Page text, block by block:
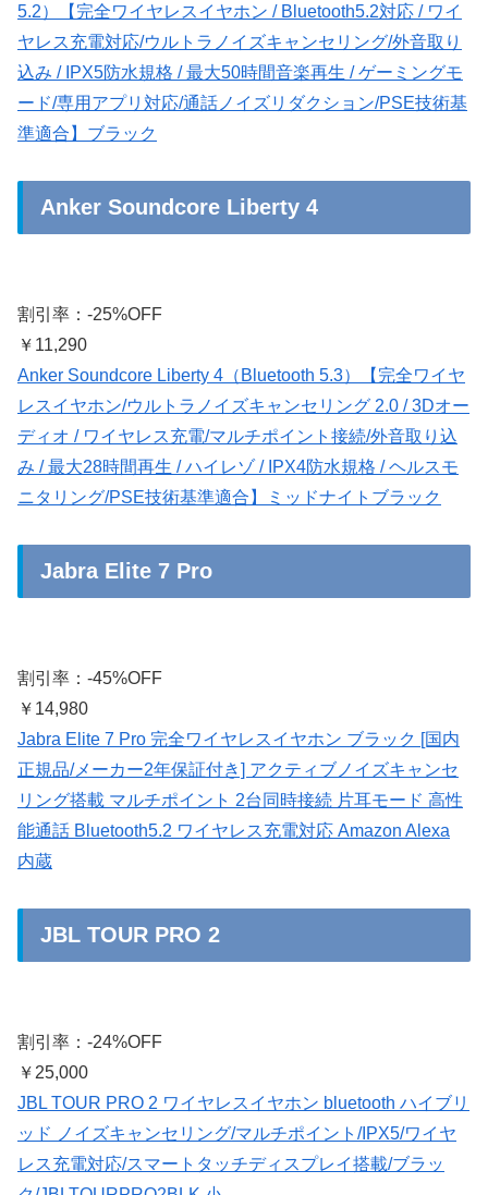
5.2）【完全ワイヤレスイヤホン / Bluetooth5.2対応 / ワイ
ヤレス充電対応/ウルトラノイズキャンセリング/外音取り
込み / IPX5防水規格 / 最大50時間音楽再生 / ゲーミングモ
ード/専用アプリ対応/通話ノイズリダクション/PSE技術基
準適合】ブラック
Anker Soundcore Liberty 4
割引率：-25%OFF
￥11,290
Anker Soundcore Liberty 4（Bluetooth 5.3）【完全ワイヤ
レスイヤホン/ウルトラノイズキャンセリング 2.0 / 3Dオー
ディオ / ワイヤレス充電/マルチポイント接続/外音取り込
み / 最大28時間再生 / ハイレゾ / IPX4防水規格 / ヘルスモ
ニタリング/PSE技術基準適合】ミッドナイトブラック
Jabra Elite 7 Pro
割引率：-45%OFF
￥14,980
Jabra Elite 7 Pro 完全ワイヤレスイヤホン ブラック [国内
正規品/メーカー2年保証付き] アクティブノイズキャンセ
リング搭載 マルチポイント 2台同時接続 片耳モード 高性
能通話 Bluetooth5.2 ワイヤレス充電対応 Amazon Alexa
内蔵
JBL TOUR PRO 2
割引率：-24%OFF
￥25,000
JBL TOUR PRO 2 ワイヤレスイヤホン bluetooth ハイブリ
ッド ノイズキャンセリング/マルチポイント/IPX5/ワイヤ
レス充電対応/スマートタッチディスプレイ搭載/ブラッ